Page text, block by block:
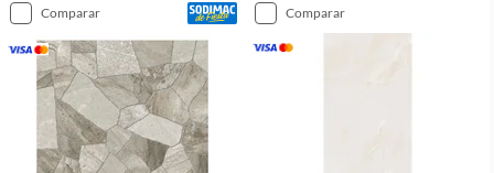
comparar comparar